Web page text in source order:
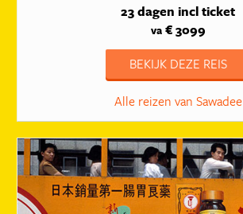
23 dagen incl ticket
va€ 3099
BEKIJK DEZE REIS
Alle reizen van Sawadee